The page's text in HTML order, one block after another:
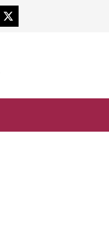
descargas